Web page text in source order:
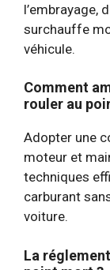
l’embrayage,
surchauffe
véhicule.
Comment
rouler au
Adopter une
moteur et
techniques
carburant
voiture.
La